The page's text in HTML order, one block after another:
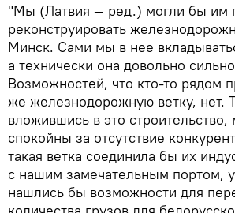
"Мы (Латвия — ред.) могли бы им
реконструировать
Минск. Сами мы в нее
а технически она довольно
Возможностей, что кто-то рядом
же железнодорожную ветку, нет.
вложившись в это строительство,
спокойны за отсутствие
такая ветка соединила бы их
с нашим замечательным портом,
нашлись бы возможности для